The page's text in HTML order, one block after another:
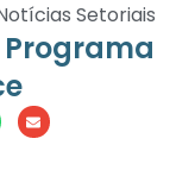
Setoriais